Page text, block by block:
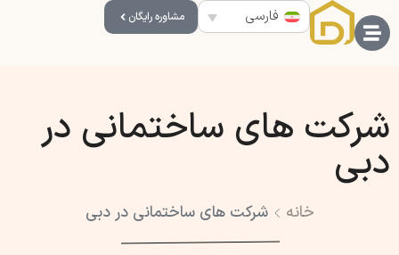
فارسی مشاوره رایگان
شرکت های ساختمانی در
دبی
خانه شرکت های ساختمانی در دبی